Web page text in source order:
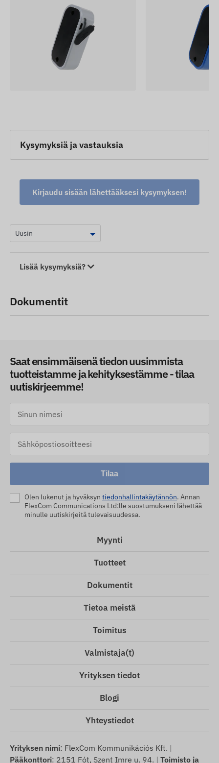
Kysymyksiä ja vastauksia
Kirjaudu sisään lähettääksesi kysymyksen!
Lisää kysymyksiä?
Dokumentit
Saat ensimmäisenä tiedon uusimmista
tuotteistamme ja kehityksestämme - tilaa
uutiskirjeemme!
Tilaa
Olen lukenut ja hyväksyn tiedonhallintakäytännön. Annan
FlexCom Communications Ltd:lle suostumukseni lähettää
minulle uutiskirjeitä tulevaisuudessa.
Myynti
Tuotteet
Dokumentit
Tietoa meistä
Toimitus
Valmistaja(t)
Yrityksen tiedot
Blogi
Yhteystiedot
Yrityksen nimi: FlexCom Kommunikációs Kft. |
Pääkonttori: 2151 Fót, Szent Imre u. 94. | Toimisto ja